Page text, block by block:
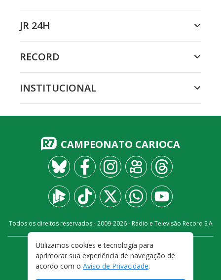
JR 24H
RECORD
INSTITUCIONAL
CAMPEONATO CARIOCA
Todos os direitos reservados - 2009-2026- Rádio e Televisão Record S.A
FALE CONOSCO
PRIVACIDADE
TERMOS E CONDIÇÕES DE USO
Utilizamos cookies e tecnologia para
aprimorar sua experiência de navegação de
acordo com o Aviso de Privacidade.